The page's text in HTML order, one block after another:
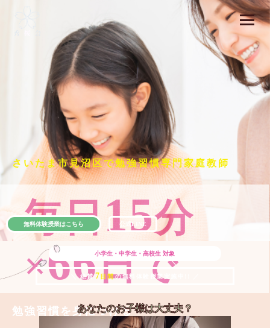
さいたま市見沼区で勉強習慣専門家庭教師
毎日15分
×66日で
勉強習慣を身につける
小学生・中学生・高校生 対象
＼ 絶賛 7 日間の無料体験授業実施中!! ／
無料体験授業はこちら 公式LINE
あなたのお子様は大丈夫？